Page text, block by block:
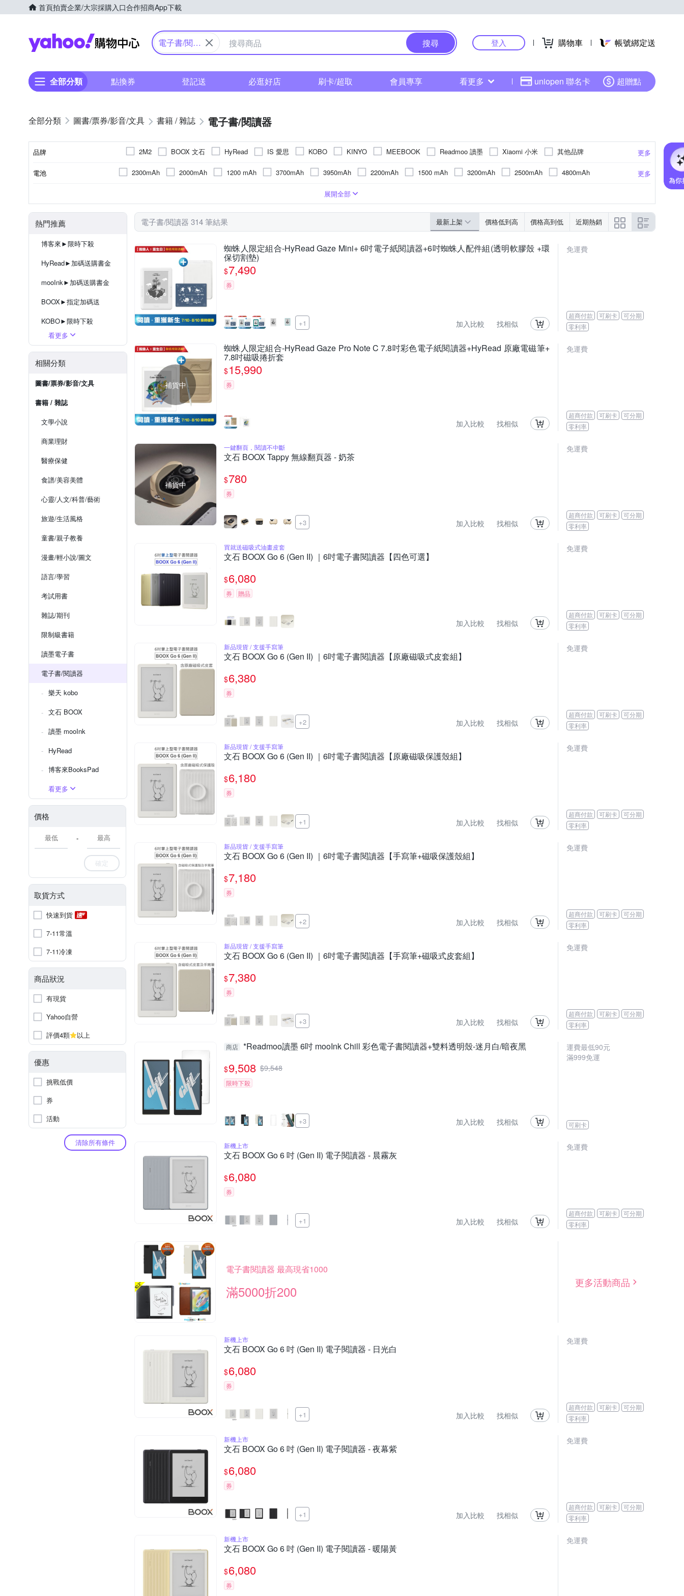
首頁拍賣企業/大宗採購入口合作招商App下載
Yahoo購物中心
電子書/閱讀
搜尋 登入 購物車 帳號綁定送
全部分類 點換券 登記送 必逛好店 刷卡/超取 會員專享 看更多 uniopen 聯名卡 超贈點
圖書/票券/影音/文具 書籍 / 雜誌 電子書/閱讀器
品牌 更多
2M2 BOOX 文石 HyRead IS 愛思 KOBO KINYO MEEBOOK Readmoo 讀墨 Xiaomi 小米
其他品牌
博客來
電池 更多
2300mAh 2000mAh 1200 mAh 3700mAh 3950mAh 2200mAh 1500 mAh 3200mAh 2500mAh
4800mAh
4000mAh
13.3吋 6吋
2480 x 1860 (300ppi)
16GB
展開全部
熱門推薦
博客來►限時下殺
HyRead►加碼送購書金
mooInk►加碼送購書金
BOOX►指定加碼送
KOBO►限時下殺
Bigme►加碼送購書金
電子書閱讀器★配件任你選
看更多
相關分類
圖書/票券/影音/文具
書籍 / 雜誌
文學小說
商業理財
醫療保健
食譜/美容美體
心靈/人文/科普/藝術
旅遊/生活風格
童書/親子教養
漫畫/輕小說/圖文
語言/學習
考試用書
雜誌/期刊
限制級書籍
讀墨電子書
電子書/閱讀器
樂天 kobo
文石 BOOX
讀墨 mooInk
HyRead
博客來BooksPad
看更多
價格
-
確定
取貨方式
快速到貨
7-11常溫
7-11冷凍
商品狀況
有現貨
Yahoo自營
評價4顆
以上
優惠
挑戰低價
券
活動
清除所有條件
電子書/閱讀器 314 筆結果 最新上架 價格低到高 價格高到低 近期熱銷
蜘蛛人限定組合-HyRead Gaze Mini+ 6吋電子紙閱讀器+6吋蜘蛛人配件組(透明軟膠殼 +環
保切割墊)
$7,490
券
+1 加入比較 找相似
免運費
超商付款 可刷卡
可分期
零利率
補貨中
蜘蛛人限定組合-HyRead Gaze Pro Note C 7.8吋彩色電子紙閱讀器+HyRead 原廠電磁筆+
7.8吋磁吸捲折套
$15,990
券
加入比較 找相似
免運費
超商付款 可刷卡
可分期
零利率
補貨中
一鍵翻頁，閱讀不中斷
文石 BOOX Tappy 無線翻頁器 - 奶茶
$780
券
+3 加入比較 找相似
免運費
超商付款 可刷卡
可分期
零利率
買就送磁吸式油畫皮套
文石 BOOX Go 6 (Gen II) ｜6吋電子書閱讀器【四色可選】
$6,080
券 贈品
加入比較 找相似
免運費
超商付款 可刷卡
可分期
零利率
新品現貨 / 支援手寫筆
文石 BOOX Go 6 (Gen II) ｜6吋電子書閱讀器【原廠磁吸式皮套組】
$6,380
券
+2 加入比較 找相似
免運費
超商付款 可刷卡
可分期
零利率
新品現貨 / 支援手寫筆
文石 BOOX Go 6 (Gen II) ｜6吋電子書閱讀器【原廠磁吸保護殼組】
$6,180
券
+1 加入比較 找相似
免運費
超商付款 可刷卡
可分期
零利率
新品現貨 / 支援手寫筆
文石 BOOX Go 6 (Gen II) ｜6吋電子書閱讀器【手寫筆+磁吸保護殼組】
$7,180
券
+2 加入比較 找相似
免運費
超商付款 可刷卡
可分期
零利率
新品現貨 / 支援手寫筆
文石 BOOX Go 6 (Gen II) ｜6吋電子書閱讀器【手寫筆+磁吸式皮套組】
$7,380
券
+3 加入比較 找相似
免運費
超商付款 可刷卡
可分期
零利率
商店 *Readmoo讀墨 6吋 mooInk Chill 彩色電子書閱讀器+雙料透明殼-迷月白/暗夜黑
$9,508 $9,548
限時下殺
+3 加入比較 找相似
運費最低90元
滿999免運
可刷卡
新機上市
文石 BOOX Go 6 吋 (Gen II) 電子閱讀器 - 晨霧灰
$6,080
券
+1 加入比較 找相似
免運費
超商付款 可刷卡
可分期
零利率
電子書閱讀器 最高現省1000
滿5000折200
更多活動商品
新機上市
文石 BOOX Go 6 吋 (Gen II) 電子閱讀器 - 日光白
$6,080
券
+1 加入比較 找相似
免運費
超商付款 可刷卡
可分期
零利率
新機上市
文石 BOOX Go 6 吋 (Gen II) 電子閱讀器 - 夜幕紫
$6,080
券
+1 加入比較 找相似
免運費
超商付款 可刷卡
可分期
零利率
新機上市
文石 BOOX Go 6 吋 (Gen II) 電子閱讀器 - 暖陽黃
$6,080
券
免運費